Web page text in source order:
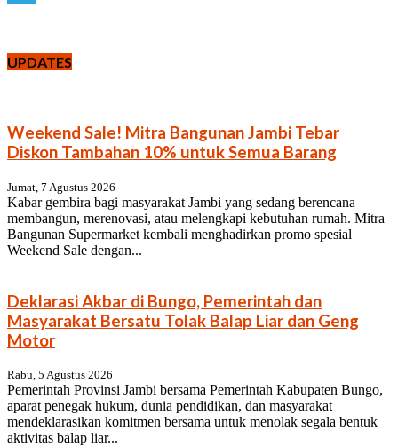
UPDATES
Weekend Sale! Mitra Bangunan Jambi Tebar
Diskon Tambahan 10% untuk Semua Barang
Jumat, 7 Agustus 2026
Kabar gembira bagi masyarakat Jambi yang sedang berencana
membangun, merenovasi, atau melengkapi kebutuhan rumah. Mitra
Bangunan Supermarket kembali menghadirkan promo spesial
Weekend Sale dengan...
Deklarasi Akbar di Bungo, Pemerintah dan
Masyarakat Bersatu Tolak Balap Liar dan Geng
Motor
Rabu, 5 Agustus 2026
Pemerintah Provinsi Jambi bersama Pemerintah Kabupaten Bungo,
aparat penegak hukum, dunia pendidikan, dan masyarakat
mendeklarasikan komitmen bersama untuk menolak segala bentuk
aktivitas balap liar...